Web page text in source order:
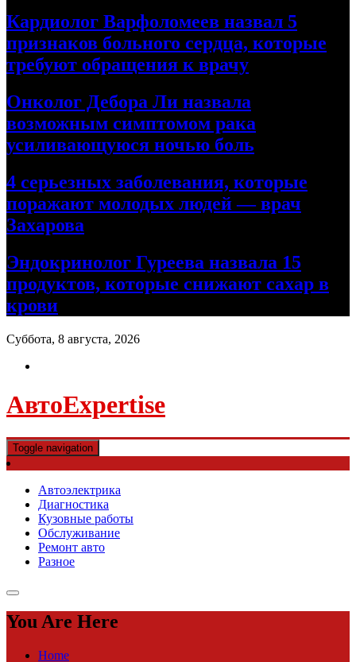
Кардиолог Варфоломеев назвал 5
признаков больного сердца, которые
требуют обращения к врачу
Онколог Дебора Ли назвала
возможным симптомом рака
усиливающуюся ночью боль
4 серьезных заболевания, которые
поражают молодых людей — врач
Захарова
Эндокринолог Гуреева назвала 15
продуктов, которые снижают сахар в
крови
Суббота, 8 августа, 2026
АвтоExpertise
Toggle navigation
Автоэлектрика
Диагностика
Кузовные работы
Обслуживание
Ремонт авто
Разное
You Are Here
Home